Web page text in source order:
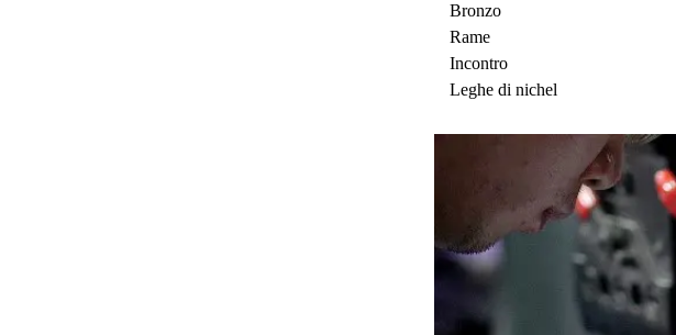
Bronzo
Rame
Incontro
Leghe di nichel